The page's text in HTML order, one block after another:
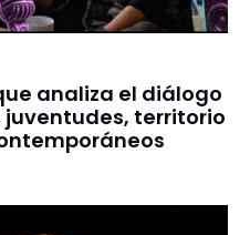
analiza el diálogo
territorio